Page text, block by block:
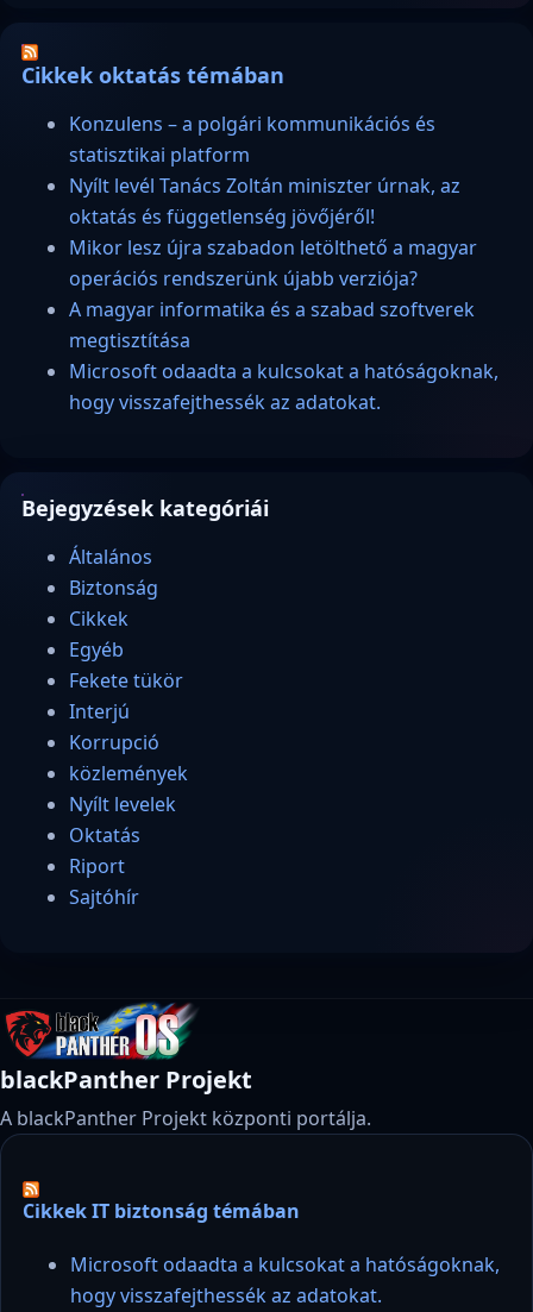
Cikkek oktatás témában
Konzulens – a polgári kommunikációs és
statisztikai platform
Nyílt levél Tanács Zoltán miniszter úrnak, az
oktatás és függetlenség jövőjéről!
Mikor lesz újra szabadon letölthető a magyar
operációs rendszerünk újabb verziója?
A magyar informatika és a szabad szoftverek
megtisztítása
Microsoft odaadta a kulcsokat a hatóságoknak,
hogy visszafejthessék az adatokat.
Bejegyzések kategóriái
Általános
Biztonság
Cikkek
Egyéb
Fekete tükör
Interjú
Korrupció
közlemények
Nyílt levelek
Oktatás
Riport
Sajtóhír
blackPanther Projekt
A blackPanther Projekt központi portálja.
Cikkek IT biztonság témában
Microsoft odaadta a kulcsokat a hatóságoknak,
hogy visszafejthessék az adatokat.